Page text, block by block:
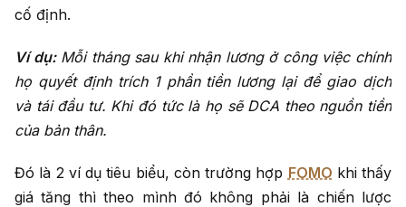
cố định.
Ví dụ:Mỗi tháng sau khi nhận lương ở công việc chính
họ quyết định trích 1 phần tiền lương lại để giao dịch
và tái đầu tư. Khi đó tức là họ sẽ DCA theo nguồn tiền
của bản thân.
Đó là 2 ví dụ tiêu biểu, còn trường hợp FOMO khi thấy
giá tăng thì theo mình đó không phải là chiến lược